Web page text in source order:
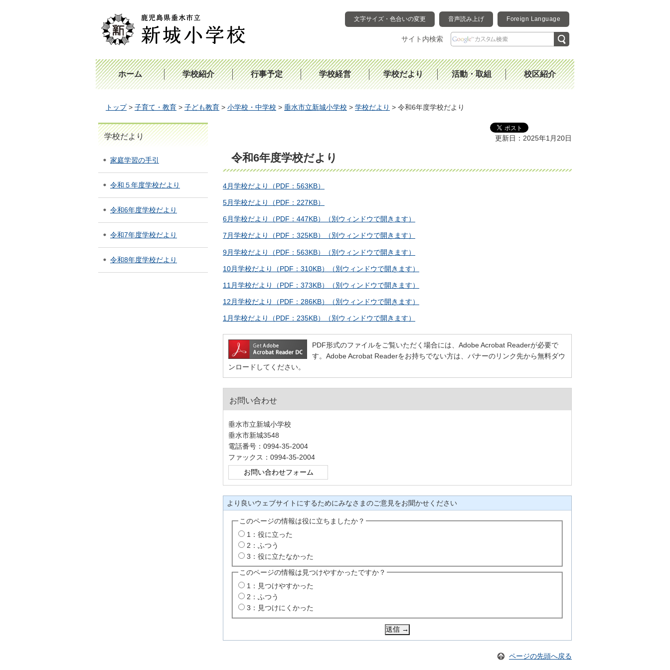
鹿児島県垂水市立新城小学校 文字サイズ・色合いの変更 音声読み上げ Foreign Language
サイト内検索
ホーム 学校紹介 行事予定 学校経営 学校だより 活動・取組 校区紹介
トップ> 子育て・教育 > 子ども教育 > 小学校・中学校 > 垂水市立新城小学校 > 学校だより > 令和6年度学校だより
学校だより
家庭学習の手引
令和５年度学校だより
令和6年度学校だより
令和7年度学校だより
令和8年度学校だより
更新日：2025年1月20日
令和6年度学校だより
4月学校だより（PDF：563KB）
5月学校だより（PDF：227KB）
6月学校だより（PDF：447KB）（別ウィンドウで開きます）
7月学校だより（PDF：325KB）（別ウィンドウで開きます）
9月学校だより（PDF：563KB）（別ウィンドウで開きます）
10月学校だより（PDF：310KB）（別ウィンドウで開きます）
11月学校だより（PDF：373KB）（別ウィンドウで開きます）
12月学校だより（PDF：286KB）（別ウィンドウで開きます）
1月学校だより（PDF：235KB）（別ウィンドウで開きます）
PDF形式のファイルをご覧いただく場合には、Adobe Acrobat Readerが必要で
す。Adobe Acrobat Readerをお持ちでない方は、バナーのリンク先から無料ダウ
ンロードしてください。
お問い合わせ
垂水市立新城小学校
垂水市新城3548
電話番号：0994-35-2004
ファックス：0994-35-2004
より良いウェブサイトにするためにみなさまのご意見をお聞かせください
このページの情報は役に立ちましたか？
1：役に立った
2：ふつう
3：役に立たなかった
このページの情報は見つけやすかったですか？
1：見つけやすかった
2：ふつう
3：見つけにくかった
ページの先頭へ戻る